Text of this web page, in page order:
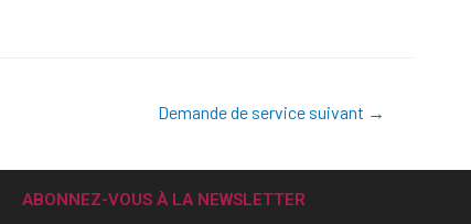
Demande de service suivant →
ABONNEZ-VOUS À LA NEWSLETTER